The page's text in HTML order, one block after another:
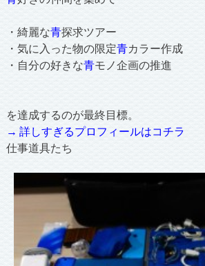
・綺麗な青探求ツアー
・気に入った物の限定青カラー作成
・自分の好きな青モノ企画の推進
を達成するのが最終目標。
→ 詳しすぎるプロフィールはコチラ
仕事道具たち